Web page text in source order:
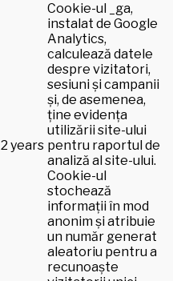
2 years
Cookie-ul _ga,
instalat de Google
Analytics,
calculează datele
despre vizitatori,
sesiuni și campanii
și, de asemenea,
ține evidența
utilizării site-ului
pentru raportul de
analiză al site-ului.
Cookie-ul
stochează
informații în mod
anonim și atribuie
un număr generat
aleatoriu pentru a
recunoaște